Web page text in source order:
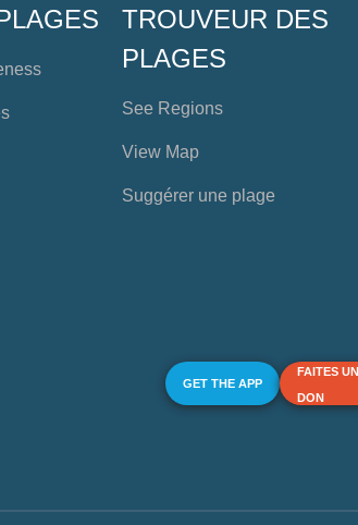
TROUVEUR DES
PLAGES
See Regions
View Map
Suggérer une plage
GET THE APP
FAITES UN
DON